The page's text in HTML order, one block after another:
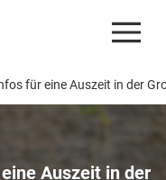
für eine Auszeit in der
Auszeit in der